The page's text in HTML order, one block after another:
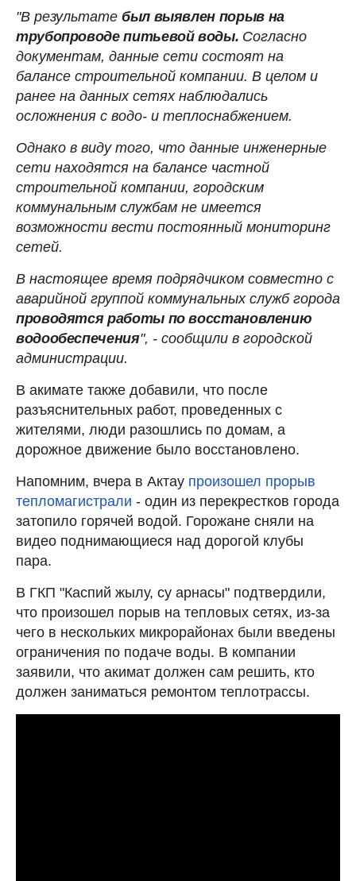
"В результате был выявлен порыв на
трубопроводе питьевой воды. Согласно
документам, данные сети состоят на
балансе строительной компании. В целом и
ранее на данных сетях наблюдались
осложнения с водо- и теплоснабжением.
Однако в виду того, что данные инженерные
сети находятся на балансе частной
строительной компании, городским
коммунальным службам не имеется
возможности вести постоянный мониторинг
сетей.
В настоящее время подрядчиком совместно с
аварийной группой коммунальных служб города
проводятся работы по восстановлению
водообеспечения", - сообщили в городской
администрации.
В акимате также добавили, что после
разъяснительных работ, проведенных с
жителями, люди разошлись по домам, а
дорожное движение было восстановлено.
Напомним, вчера в Актау произошел прорыв
тепломагистрали - один из перекрестков города
затопило горячей водой. Горожане сняли на
видео поднимающиеся над дорогой клубы
пара.
В ГКП "Каспий жылу, су арнасы" подтвердили,
что произошел порыв на тепловых сетях, из-за
чего в нескольких микрорайонах были введены
ограничения по подаче воды. В компании
заявили, что акимат должен сам решить, кто
должен заниматься ремонтом теплотрассы.